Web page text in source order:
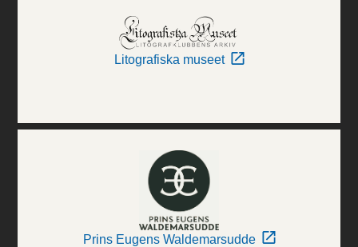
Litografiska museet
Prins Eugens Waldemarsudde